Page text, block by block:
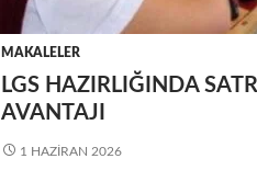
MAKALELER
LGS HAZIRLIĞINDA
AVANTAJI
1 HAZIRAN 2026